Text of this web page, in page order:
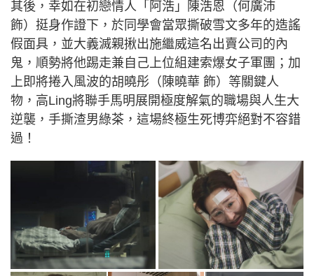
其後，幸如在初戀情人「阿浩」陳浩恩（何廣沛
飾）挺身作證下，於同學會當眾撕破雪文多年的造謠
假面具，並大義滅親揪出施繼威這名出賣公司的內
鬼，順勢將他踢走兼自己上位組建索爆女子軍團；加
上即將捲入風波的胡曉彤（陳曉華 飾）等關鍵人
物，高Ling將聯手馬明展開極度解氣的職場與人生大
逆襲，手撕渣男綠茶，這場終極生死博弈絕對不容錯
過！